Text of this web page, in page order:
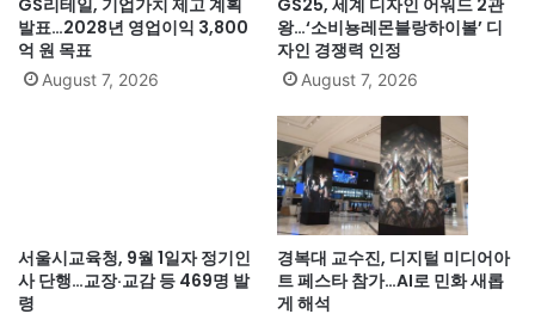
발표…2028년 영업이익 3,800
억 원 목표
August 7, 2026
왕…‘소비뇽레몬블랑하이볼’ 디
자인 경쟁력 인정
August 7, 2026
서울시교육청, 9월 1일자 정기인
사 단행…교장·교감 등 469명 발
령
경복대 교수진, 디지털 미디어아
트 페스타 참가…AI로 민화 새롭
게 해석